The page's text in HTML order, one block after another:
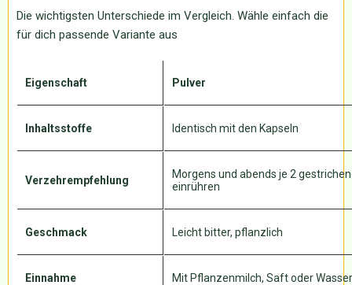
Die wichtigsten Unterschiede im Vergleich. Wähle einfach die
für dich passende Variante aus
Eigenschaft Pulver
Inhaltsstoffe Identisch mit den Kapseln
Verzehrempfehlung
Morgens und abends je 2
einrühren
Geschmack Leicht bitter, pflanzlich
Einnahme Mit Pflanzenmilch, Saft oder